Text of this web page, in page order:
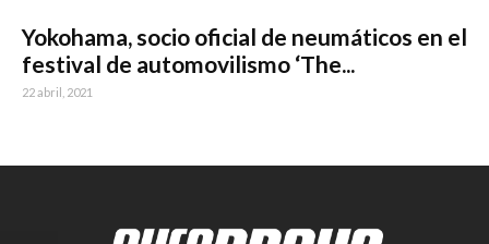
Yokohama, socio oficial de neumáticos en el
festival de automovilismo ‘The...
22 abril, 2021